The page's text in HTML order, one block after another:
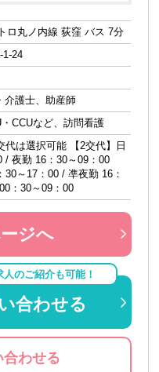
ロ丸ノ内線 荻窪 バス 7分
1-24
介護士、助産師
CCUなど、訪問看護
代は選択可能 【2交代】日
夜勤 16：30～09：00
～17：00 / 凖夜勤 16：
：30～09：00
ジへ
のご紹介も可能！
合わせる
合わせる